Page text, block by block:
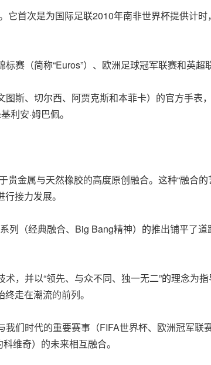
它首次是为国际足联2010年南非世界杯提供计
赛（简称“Euros”）、欧洲足球冠军联赛和英超
斯、切尔西、阿贾克斯和本菲卡）的官方手表
利安·姆巴佩。
金属与天然橡胶的高度原创融合。这种“融合
接力发展。
列（经典融合、Big Bang精神）的推出铺平了
，并以“领先、与众不同、独一无二”的理念为
走在潮流的前列。
们时代的重要赛事（FIFA世界杯、欧洲冠军联
维奇）的未来相互融合。